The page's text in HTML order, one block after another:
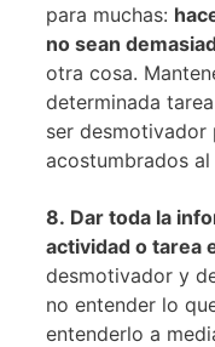
para muchas:
no sean
otra cosa.
determinada
ser desmotivador
acostumbrados al
8. Dar toda la
actividad o tarea
desmotivador y
no entender lo
entenderlo a